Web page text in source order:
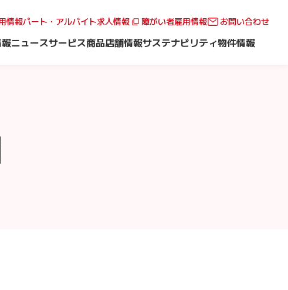
情報パート・アルバイト求人情報 障がい者雇用情報 お問い合わせ
ニュースサービス商品店舗情報サステナビリティ物件情報